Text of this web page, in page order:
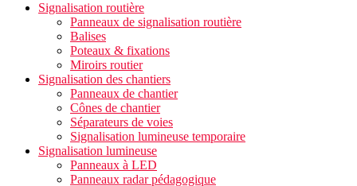
Signalisation routière
Panneaux de signalisation routière
Balises
Poteaux & fixations
Miroirs routier
Signalisation des chantiers
Panneaux de chantier
Cônes de chantier
Séparateurs de voies
Signalisation lumineuse temporaire
Signalisation lumineuse
Panneaux à LED
Panneaux radar pédagogique